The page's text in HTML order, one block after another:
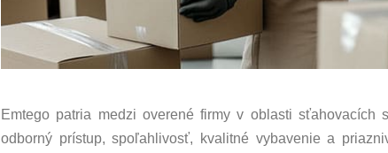
Emtego patria medzi overené firmy v oblasti sťahovacích
odborný prístup, spoľahlivosť, kvalitné vybavenie a